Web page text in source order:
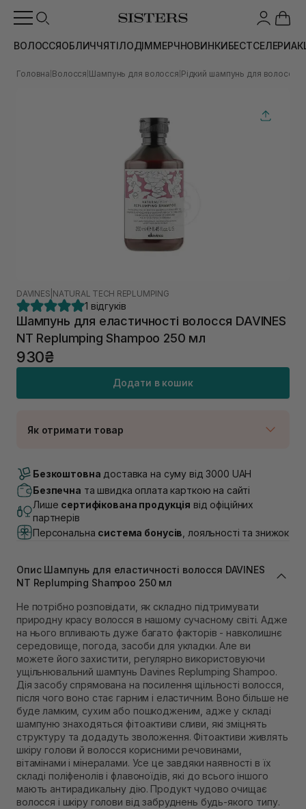
ВОЛОССЯОБЛИЧЧЯТІЛОДІММЕРЧНОВИНКИБЕСТСЕЛЕРИ
Головна Волосся Шампунь для волосся Рідкий шампунь для волосся
DAVINES NATURAL TECH REPLUMPING
1 відгуків
Шампунь для еластичності волосся DAVINES
NT Replumping Shampoo 250 мл
930₴
Додати в кошик
Як отримати товар
Немає в наявності!
В наявності
Самовивіз м. Львів, вул. Академіка Підстригача, 1В
(Duck’s Lake)
Немає в наявності!
Самовивіз м. Львів, вул. Степана Бандери 45
Самовивіз м. Рівне, вул. 16-го Липня, 15
В наявності
Самовивіз м. Рівне, вул. Кулика і Гудачека 23 (ТЦ
Екватор)
Немає в наявності!
Безкоштовна доставка на суму від 3000 UAH
Безпечна та швидка оплата карткою на сайті
Лише сертифікована продукція від офіційних
партнерів
Персональна система бонусів , лояльності та знижок
Опис Шампунь для еластичності волосся DAVINES
NT Replumping Shampoo 250 мл
Не потрібно розповідати, як складно підтримувати
природну красу волосся в нашому сучасному світі. Адже
на нього впливають дуже багато факторів - навколишнє
середовище, погода, засоби для укладки. Але ви
можете його захистити, регулярно використовуючи
ущільнювальний шампунь Davines Replumping Shampoo.
Дія засобу спрямована на посилення щільності волосся,
після чого воно стає гарним і еластичним. Воно більше не
буде ламким, сухим або пошкодженим, адже у складі
шампуню знаходяться фітоактиви сливи, які зміцнять
структуру та додадуть зволоження. Фітоактиви живлять
шкіру голови й волосся корисними речовинами,
вітамінами і мінералами. Усе це завдяки наявності в їх
складі поліфенолів і флавоноїдів, які до всього іншого
мають антирадикальну дію. Продукт чудово очищає
волосся і шкіру голови від забруднень будь-якого типу.